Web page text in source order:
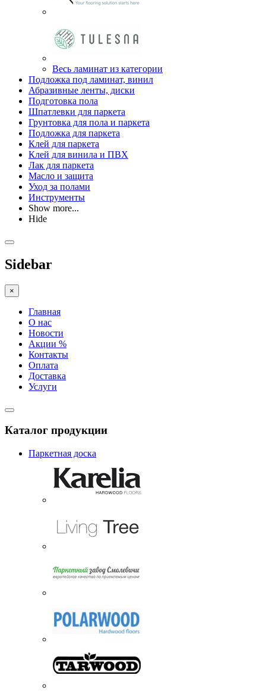
Весь ламинат из категории
Подложка под ламинат, винил
Абразивные ленты, диски
Подготовка пола
Шпатлевки для паркета
Грунтовка для пола и паркета
Подложка для паркета
Клей для паркета
Клей для винила и ПВХ
Лак для паркета
Масло и защита
Уход за полами
Инструменты
Show more...
Hide
Sidebar
×
Главная
О нас
Новости
Акции %
Контакты
Оплата
Доставка
Услуги
Каталог продукции
Паркетная доска